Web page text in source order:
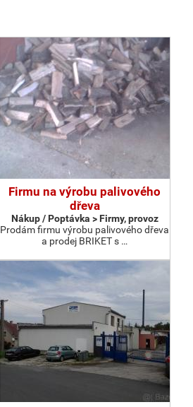
Firmu na výrobu palivového
dřeva
Nákup / Poptávka > Firmy, provoz
Prodám firmu výrobu palivového dřeva
a prodej BRIKET s …